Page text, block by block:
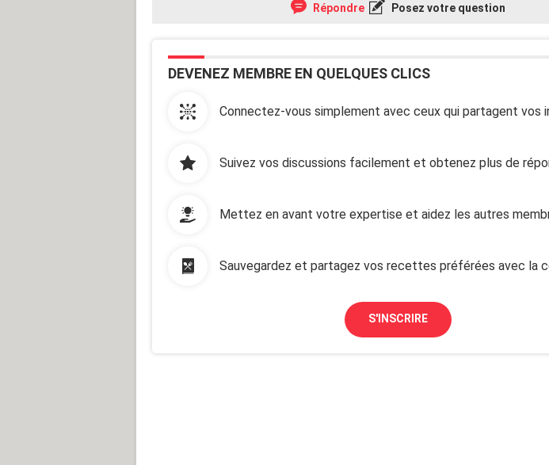
Répondre Posez votre question
DEVENEZ MEMBRE EN QUELQUES CLICS
Connectez-vous simplement avec ceux qui partagent vos
Suivez vos discussions facilement et obtenez plus de
Mettez en avant votre expertise et aidez les autres
Sauvegardez et partagez vos recettes préférées avec la
S'INSCRIRE